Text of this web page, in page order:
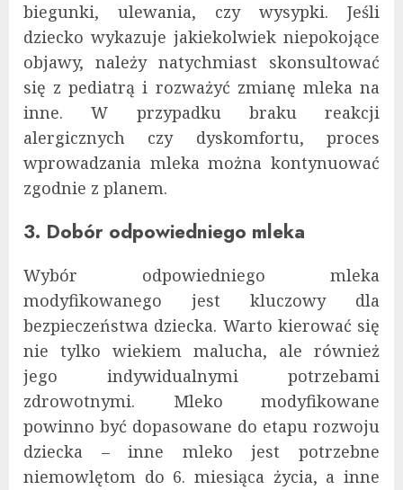
biegunki, ulewania, czy wysypki. Jeśli
dziecko wykazuje jakiekolwiek niepokojące
objawy, należy natychmiast skonsultować
się z pediatrą i rozważyć zmianę mleka na
inne. W przypadku braku reakcji
alergicznych czy dyskomfortu, proces
wprowadzania mleka można kontynuować
zgodnie z planem.
3. Dobór odpowiedniego mleka
Wybór odpowiedniego mleka
modyfikowanego jest kluczowy dla
bezpieczeństwa dziecka. Warto kierować się
nie tylko wiekiem malucha, ale również
jego indywidualnymi potrzebami
zdrowotnymi. Mleko modyfikowane
powinno być dopasowane do etapu rozwoju
dziecka – inne mleko jest potrzebne
niemowlętom do 6. miesiąca życia, a inne